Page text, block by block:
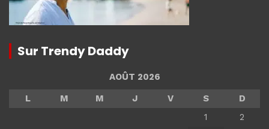
Sur Trendy Daddy
AOÛT 2026
L
M M J V S
D
1
2